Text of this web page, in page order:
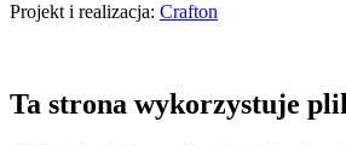
Projekt i realizacja: Crafton
Ta strona wykorzystuje